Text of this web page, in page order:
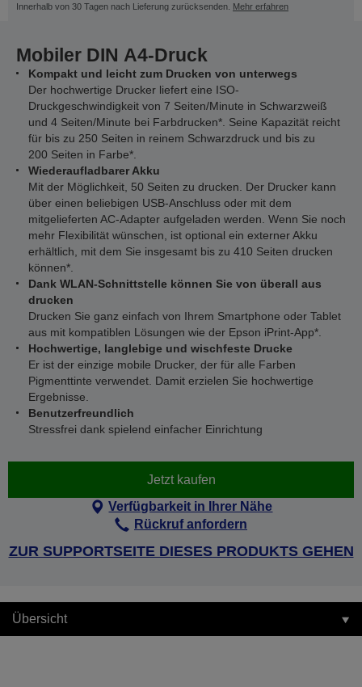
Innerhalb von 30 Tagen nach Lieferung zurücksenden. Mehr erfahren
Mobiler DIN A4-Druck
Kompakt und leicht zum Drucken von unterwegs
Der hochwertige Drucker liefert eine ISO-
Druckgeschwindigkeit von 7 Seiten/Minute in Schwarzweiß
und 4 Seiten/Minute bei Farbdrucken*. Seine Kapazität reicht
für bis zu 250 Seiten in reinem Schwarzdruck und bis zu
200 Seiten in Farbe*.
Wiederaufladbarer Akku
Mit der Möglichkeit, 50 Seiten zu drucken. Der Drucker kann
über einen beliebigen USB-Anschluss oder mit dem
mitgelieferten AC-Adapter aufgeladen werden. Wenn Sie noch
mehr Flexibilität wünschen, ist optional ein externer Akku
erhältlich, mit dem Sie insgesamt bis zu 410 Seiten drucken
können*.
Dank WLAN-Schnittstelle können Sie von überall aus
drucken
Drucken Sie ganz einfach von Ihrem Smartphone oder Tablet
aus mit kompatiblen Lösungen wie der Epson iPrint-App*.
Hochwertige, langlebige und wischfeste Drucke
Er ist der einzige mobile Drucker, der für alle Farben
Pigmenttinte verwendet. Damit erzielen Sie hochwertige
Ergebnisse.
Benutzerfreundlich
Stressfrei dank spielend einfacher Einrichtung
Jetzt kaufen
Verfügbarkeit in Ihrer Nähe
Rückruf anfordern
ZUR SUPPORTSEITE DIESES PRODUKTS GEHEN
Übersicht